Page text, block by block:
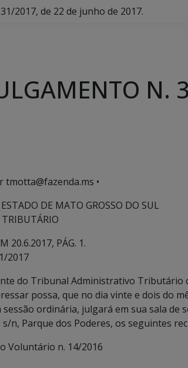
2017, de 22 de junho de 2017.
tmotta@fazenda.ms •
DE MATO GROSSO DO SUL
20.6.2017, PÁG. 1.
2017
do Tribunal Administrativo Tributário
possa, que no dia vinte e dois do
ordinária, julgará em sua sala de
n, Parque dos Poderes, os seguintes
Voluntário n. 14/2016